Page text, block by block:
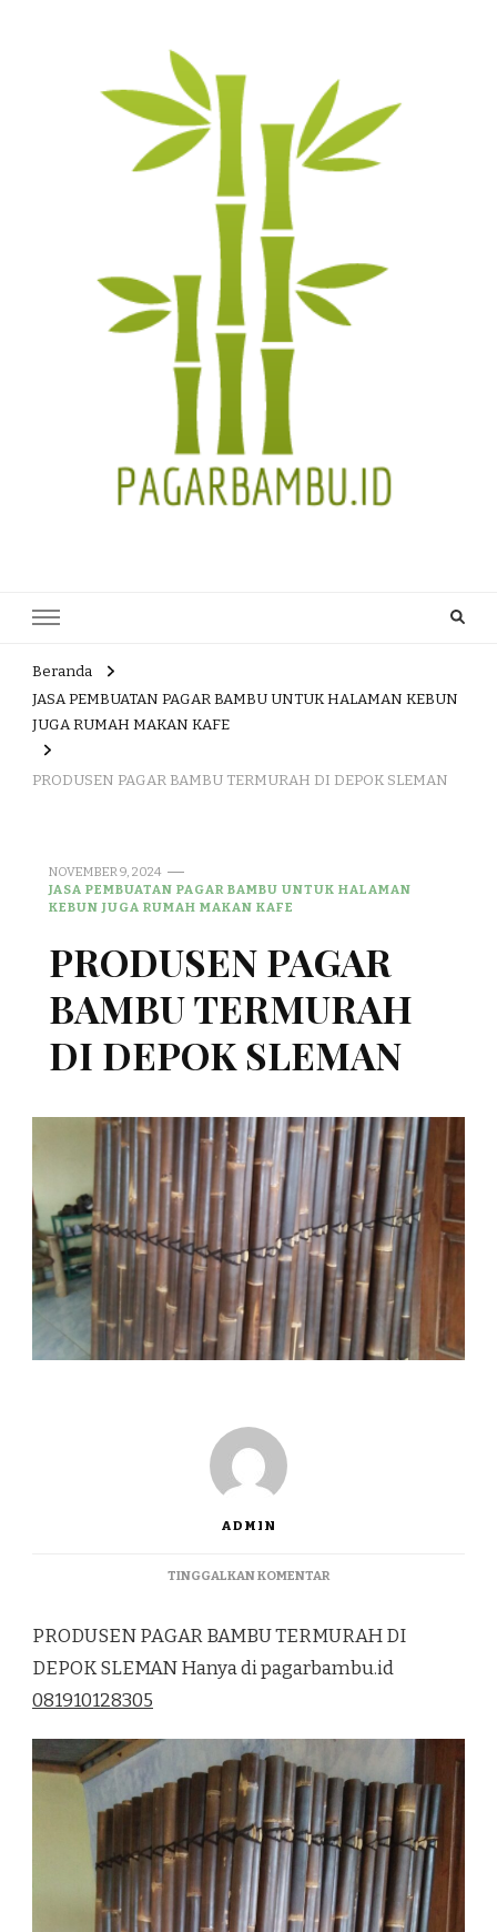
PAGAR BAMBU WULUNG
ATAU BAMBU HITAM
Beranda
JASA PEMBUATAN PAGAR BAMBU UNTUK HALAMAN KEBUN
JUGA RUMAH MAKAN KAFE
PRODUSEN PAGAR BAMBU TERMURAH DI DEPOK SLEMAN
NOVEMBER 9, 2024
JASA PEMBUATAN PAGAR BAMBU UNTUK HALAMAN
KEBUN JUGA RUMAH MAKAN KAFE
PRODUSEN PAGAR
BAMBU TERMURAH
DI DEPOK SLEMAN
ADMIN
TINGGALKAN KOMENTARPADA
BAMBU
TERMURAH
PRODUSEN PAGAR BAMBU TERMURAH DI
DEPOK SLEMAN Hanya di pagarbambu.id
081910128305